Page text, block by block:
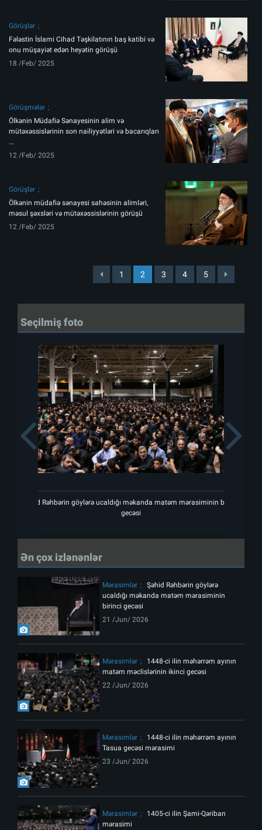
Görüşlər
Fələstin İslami Cihad Təşkilatının baş katibi və
onu müşayiət edən heyətin görüşü
18 /Feb/ 2025
Görüşmələr
Ölkənin Müdafiə Sənayesinin alim və
mütəxəssislərinin son nailiyyətləri və bacarıqları
...
12 /Feb/ 2025
Görüşlər
Ölkənin müdafiə sənayesi sahəsinin alimləri,
məsul şəxsləri və mütəxəssislərinin görüşü
12 /Feb/ 2025
1 2 3 4 5
Seçilmiş foto
Şəhid Rəhbərin göylərə ucaldığı məkanda matəm mərasiminin birinci
gecəsi
Previous
Ən çox izlənənlər
Mərasimlər
Şəhid Rəhbərin göylərə
ucaldığı məkanda matəm mərasiminin
birinci gecəsi
21 /Jun/ 2026
Mərasimlər
1448-ci ilin məhərrəm ayının
matəm məclislərinin ikinci gecəsi
22 /Jun/ 2026
Mərasimlər
1448-ci ilin məhərrəm ayının
Tasua gecəsi mərasimi
23 /Jun/ 2026
Mərasimlər
1405-ci ilin Şami-Qəriban
mərasimi